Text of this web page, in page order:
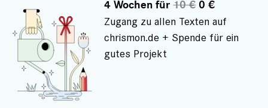
In Zusammenarbeit mit
© chrismon.de 2001 - 2026
4 Wochen für10 €0 €
Zugang zu allen Texten auf
chrismon.de + Spende für ein
gutes Projekt